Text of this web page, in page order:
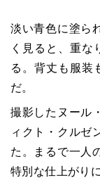
淡い青色に塗ら
く見ると、重な
る。背丈も服装
だ。
撮影したヌール
ィクト・クルゼ
た。まるで一人
特別な仕上がり